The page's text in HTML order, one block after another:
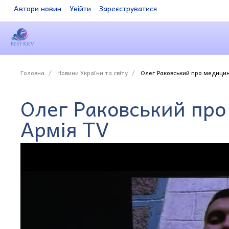
Автори новин Увійти Зареєструватися
Головна Новини України та світу Олег Раковський про
Олег Раковський
Армія TV